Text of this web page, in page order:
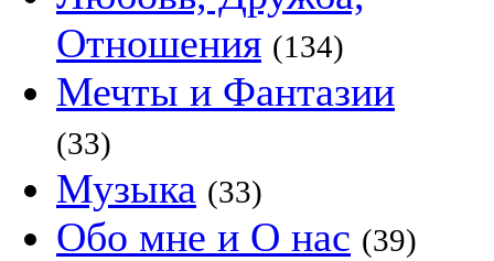
Отношения (134)
Мечты и Фантазии
(33)
Музыка (33)
Обо мне и О нас (39)